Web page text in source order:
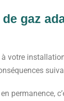
gaz
votre
permanence,